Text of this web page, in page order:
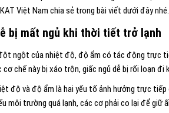
Việt Nam chia sẻ trong bài viết dưới đây nhé.
bị mất ngủ khi thời tiết trở lạnh
ngột của nhiệt độ, độ ẩm có tác động trực
cơ chế này bị xáo trộn, giấc ngủ dễ bị rối loạn đi
độ và độ ẩm là hai yếu tố ảnh hưởng trực
môi trường quá lạnh, các cơ phải co lại để